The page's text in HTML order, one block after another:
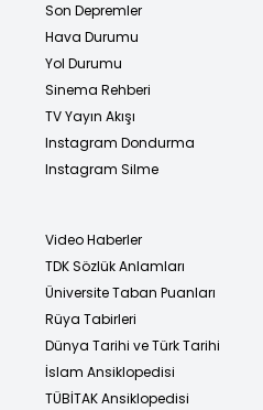
Son Depremler
Hava Durumu
Yol Durumu
Sinema Rehberi
TV Yayın Akışı
Instagram Dondurma
Instagram Silme
Video Haberler
TDK Sözlük Anlamları
Üniversite Taban Puanları
Rüya Tabirleri
Dünya Tarihi ve Türk Tarihi
İslam Ansiklopedisi
TÜBİTAK Ansiklopedisi